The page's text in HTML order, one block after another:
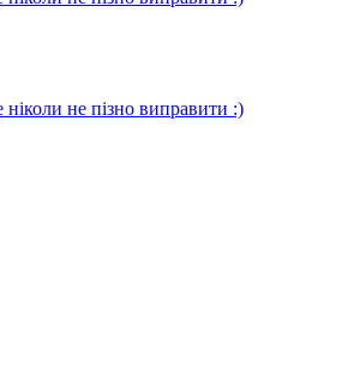
ніколи не пізно виправити :)